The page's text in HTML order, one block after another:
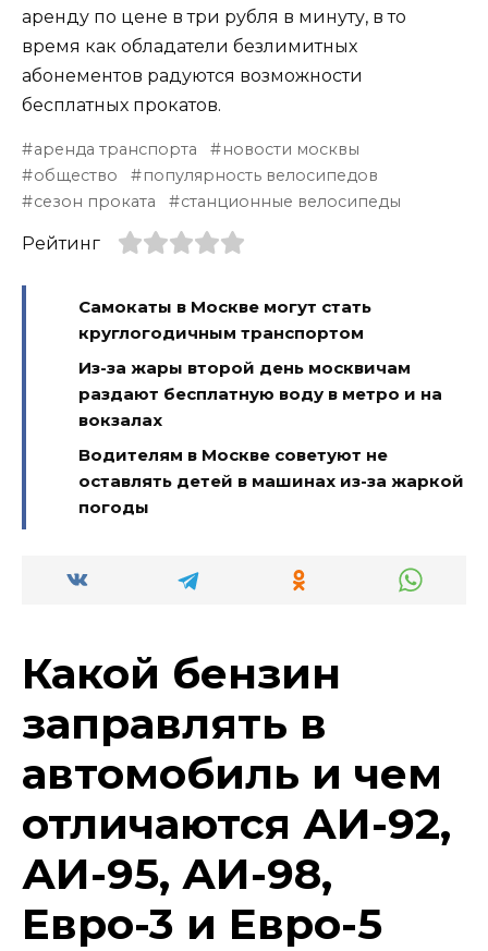
аренду по цене в три рубля в минуту, в то
время как обладатели безлимитных
абонементов радуются возможности
бесплатных прокатов.
аренда транспорта
новости москвы
общество
популярность велосипедов
сезон проката
станционные велосипеды
Рейтинг
Самокаты в Москве могут стать
круглогодичным транспортом
Из-за жары второй день москвичам
раздают бесплатную воду в метро и на
вокзалах
Водителям в Москве советуют не
оставлять детей в машинах из-за жаркой
погоды
Какой бензин
заправлять в
автомобиль и чем
отличаются АИ-92,
АИ-95, АИ-98,
Евро-3 и Евро-5